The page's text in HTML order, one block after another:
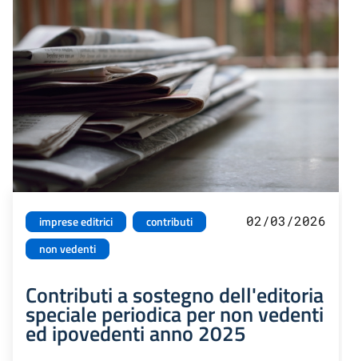
imprese editrici
contributi
non vedenti
02/03/2026
Contributi a sostegno dell'editoria
speciale periodica per non vedenti
ed ipovedenti anno 2025